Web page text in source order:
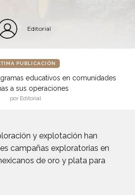
Editorial
PUBLICACIÓN
educativos en comunidades
a sus operaciones
por Editorial
y explotación han
campañas exploratorias en
de oro y plata para